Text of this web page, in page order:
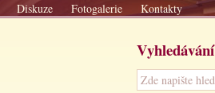
Diskuze Fotogalerie Kontakty
Vyhledávání